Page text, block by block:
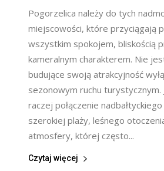
Pogorzelica należy do tych
miejscowości, które przyciągają
wszystkim spokojem, bliskością
kameralnym charakterem. Nie
budujące swoją atrakcyjność
sezonowym ruchu turystycznym.
raczej połączenie
szerokiej plaży, leśnego
atmosfery, której często...
Czytaj więcej